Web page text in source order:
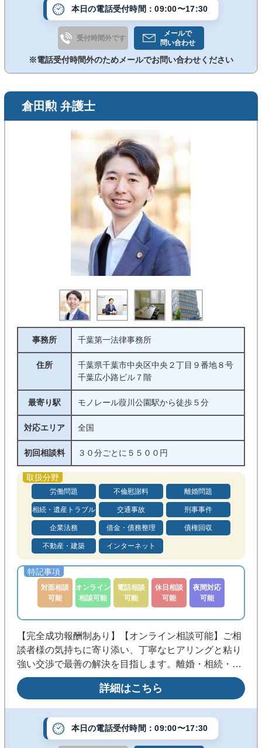
本日の電話受付時間：09:00〜17:30
受付時間外です
メールで
問い合わせ
※電話受付時間外のためメールでお問い合わせください
倉田勲 弁護士
事務所 千葉第一法律事務所
住所
千葉県千葉市中央区中央２丁目９番地８号
千葉広小路ビル７階
最寄り駅 モノレール葭川公園駅から徒歩５分
対応エリア 全国
初回相談料 ３０分ごとに５５００円
労働問題 不倫慰謝料 離婚問題
相続・遺産トラブル 交通事故 刑事事件
企業法務 借金・債務整理 債権回収
不動産・建築 インターネット
対面相談
可能
オンライン
相談可能
電話相談
可能
休日相談
可能
夜間対応
可能
【完全成功報酬制あり】【オンライン相談可能】ご相
談者様の気持ちに寄り添い、丁寧なヒアリングと粘り
強い交渉で最善の解決を目指します。離婚・相続・不
動産・労働・刑事事件まで幅広く対応。早期相談で解
決の選択肢を広げます。まずはお気軽にご相談くださ
い。
詳細はこちら
本日の電話受付時間：09:00〜17:30